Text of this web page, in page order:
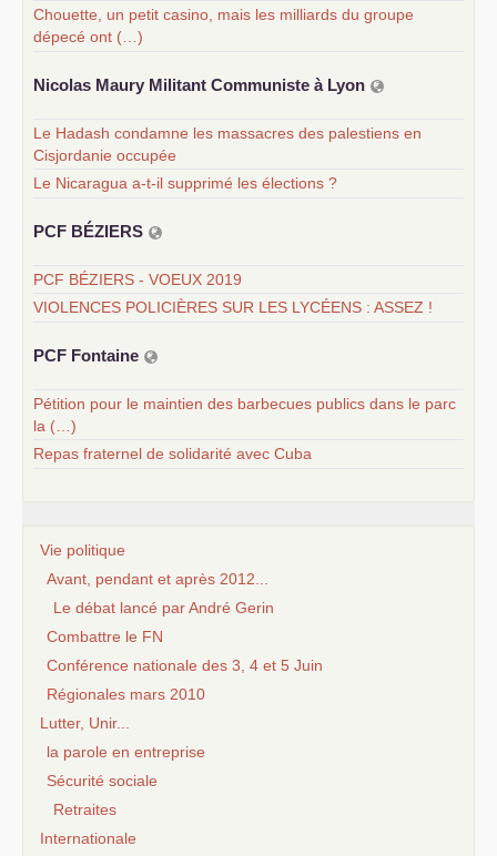
Chouette, un petit casino, mais les milliards du groupe
dépecé ont (…)
Nicolas Maury Militant Communiste à Lyon
Le Hadash condamne les massacres des palestiens en
Cisjordanie occupée
Le Nicaragua a-t-il supprimé les élections ?
PCF BÉZIERS
PCF BÉZIERS - VOEUX 2019
VIOLENCES POLICIÈRES SUR LES LYCÉENS : ASSEZ !
PCF Fontaine
Pétition pour le maintien des barbecues publics dans le parc
la (…)
Repas fraternel de solidarité avec Cuba
Vie politique
Avant, pendant et après 2012...
Le débat lancé par André Gerin
Combattre le FN
Conférence nationale des 3, 4 et 5 Juin
Régionales mars 2010
Lutter, Unir...
la parole en entreprise
Sécurité sociale
Retraites
Internationale